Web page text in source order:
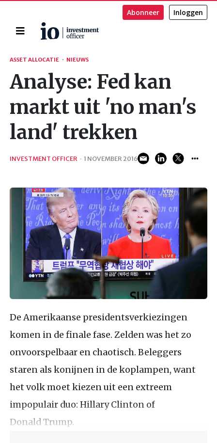
Home
Abonneer Inloggen
Zoeken
ASSET ALLOCATIE · NIEUWS
Analyse: Fed kan
markt uit 'no man's
land' trekken
INVESTMENT OFFICER · 1 NOVEMBER 2016
De Amerikaanse presidentsverkiezingen
komen in de finale fase. Zelden was het zo
onvoorspelbaar en chaotisch. Beleggers
staren als konijnen in de koplampen, want
het volk moet kiezen uit een extreem
impopulair duo: Hillary Clinton of
Donald Trump.